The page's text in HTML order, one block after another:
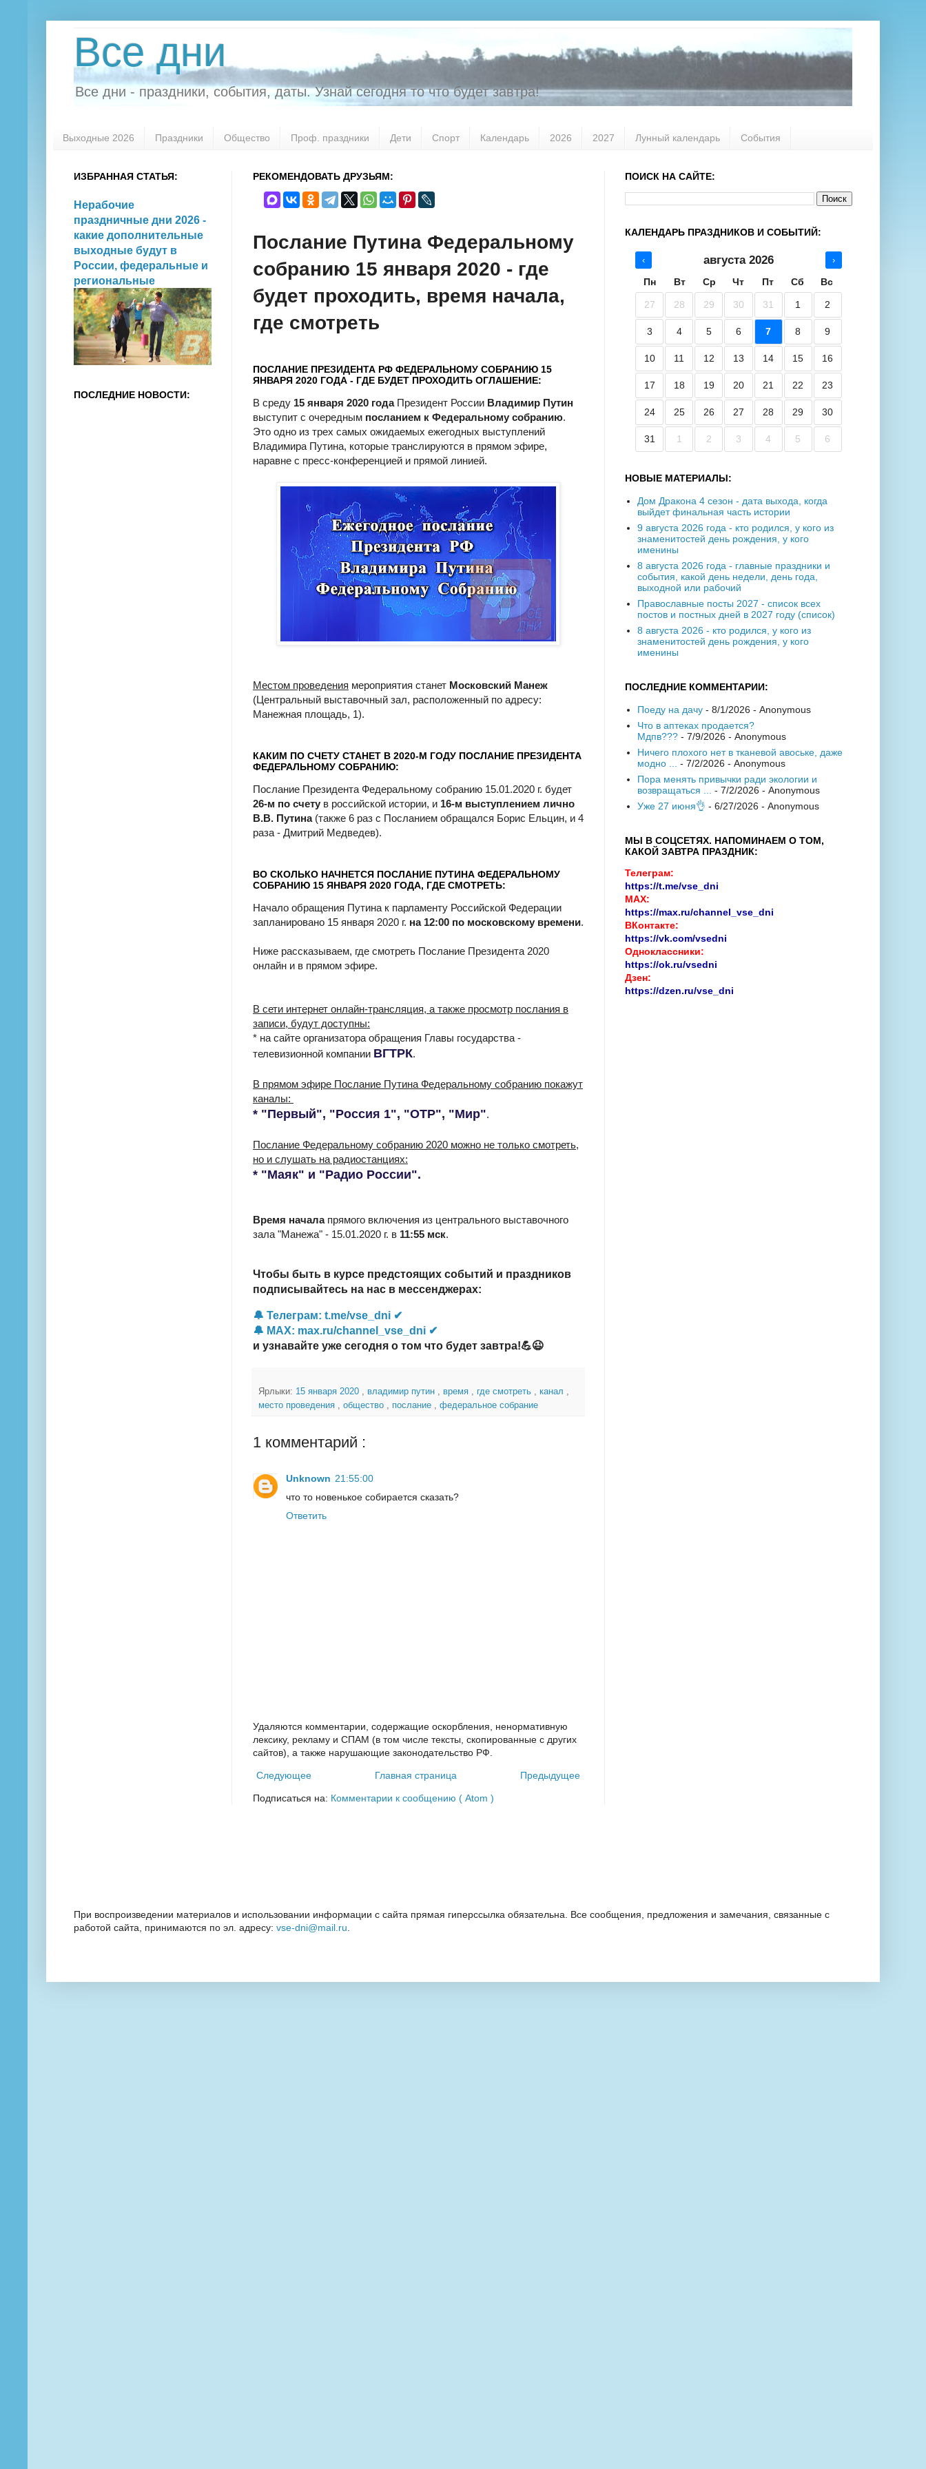
Все дни
Все дни - праздники, события, даты. Узнай сегодня то что будет завтра!
Выходные 2026 Праздники Общество Проф. праздники Дети Спорт Календарь 2026 2027 Лунный календарь События
РЕКОМЕНДОВАТЬ ДРУЗЬЯМ:
Послание Путина Федеральному
собранию 15 января 2020 - где
будет проходить, время начала,
где смотреть
ПОСЛАНИЕ ПРЕЗИДЕНТА РФ ФЕДЕРАЛЬНОМУ СОБРАНИЮ 15
ЯНВАРЯ 2020 ГОДА - ГДЕ БУДЕТ ПРОХОДИТЬ ОГЛАШЕНИЕ:
В среду 15 января 2020 годаПрезидент России Владимир Путин
выступит с очередным посланием к Федеральному собранию.
Это одно из трех самых ожидаемых ежегодных выступлений
Владимира Путина, которые транслируются в прямом эфире,
наравне с пресс-конференцией и прямой линией.
Местом проведения мероприятия станет Московский Манеж
(Центральный выставочный зал, расположенный по адресу:
Манежная площадь, 1).
КАКИМ ПО СЧЕТУ СТАНЕТ В 2020-М ГОДУ ПОСЛАНИЕ ПРЕЗИДЕНТА
ФЕДЕРАЛЬНОМУ СОБРАНИЮ:
Послание Президента Федеральному собранию 15.01.2020 г. будет
26-м по счету в российской истории, и 16-м выступлением лично
В.В. Путина(также 6 раз с Посланием обращался Борис Ельцин, и 4
раза - Дмитрий Медведев).
ВО СКОЛЬКО НАЧНЕТСЯ ПОСЛАНИЕ ПУТИНА ФЕДЕРАЛЬНОМУ
СОБРАНИЮ 15 ЯНВАРЯ 2020 ГОДА, ГДЕ СМОТРЕТЬ:
Начало обращения Путина к парламенту Российской Федерации
запланировано 15 января 2020 г. на 12:00 по московскому времени.
Ниже рассказываем, где смотреть Послание Президента 2020
онлайн и в прямом эфире.
В сети интернет онлайн-трансляция, а также просмотр послания в
записи, будут доступны:
* на сайте организатора обращения Главы государства -
телевизионной компании ВГТРК.
В прямом эфире Послание Путина Федеральному собранию покажут
каналы:
* "Первый", "Россия 1", "ОТР", "Мир".
Послание Федеральному собранию 2020 можно не только смотреть,
но и слушать на радиостанциях:
* "Маяк" и "Радио России".
Время началапрямого включения из центрального выставочного
зала "Манежа" - 15.01.2020 г. в 11:55 мск.
Чтобы быть в курсе предстоящих событий и праздников
подписывайтесь на нас в мессенджерах:
🔔 Телеграм: t.me/vse_dni ✔
🔔 MAX: max.ru/channel_vse_dni ✔
и узнавайте уже сегодня о том что будет завтра!💪😉
Ярлыки: 15 января 2020 владимир путин время где смотреть канал
место проведения
общество послание федеральное собрание
1 комментарий :
Unknown 21:55:00
что то новенькое собирается сказать?
Ответить
Удаляются комментарии, содержащие оскорбления, ненормативную
лексику, рекламу и СПАМ (в том числе тексты, скопированные с других
сайтов), а также нарушающие законодательство РФ.
Следующее Предыдущее
Главная страница
Подписаться на: Комментарии к сообщению ( Atom )
ИЗБРАННАЯ СТАТЬЯ:
Нерабочие
праздничные дни 2026 -
какие дополнительные
выходные будут в
России, федеральные и
региональные
ПОСЛЕДНИЕ НОВОСТИ:
ПОИСК НА САЙТЕ:
КАЛЕНДАРЬ ПРАЗДНИКОВ И СОБЫТИЙ:
‹ августа 2026 ›
Пн Вт Ср Чт Пт Сб Вс
27 28 29 30 31 1 2
3 4 5 6 7 8 9
10 11 12 13 14 15 16
17 18 19 20 21 22 23
24 25 26 27 28 29 30
31 1 2 3 4 5 6
НОВЫЕ МАТЕРИАЛЫ:
Дом Дракона 4 сезон - дата выхода, когда
выйдет финальная часть истории
9 августа 2026 года - кто родился, у кого из
знаменитостей день рождения, у кого
именины
8 августа 2026 года - главные праздники и
события, какой день недели, день года,
выходной или рабочий
Православные посты 2027 - список всех
постов и постных дней в 2027 году (список)
8 августа 2026 - кто родился, у кого из
знаменитостей день рождения, у кого
именины
ПОСЛЕДНИЕ КОММЕНТАРИИ:
Поеду на дачу- 8/1/2026 - Anonymous
Что в аптеках продается?
Мдпв???- 7/9/2026 - Anonymous
Ничего плохого нет в тканевой авоське, даже
модно ... - 7/2/2026 - Anonymous
Пора менять привычки ради экологии и
возвращаться ... - 7/2/2026 - Anonymous
Уже 27 июня👌 - 6/27/2026 - Anonymous
МЫ В СОЦСЕТЯХ. НАПОМИНАЕМ О ТОМ,
КАКОЙ ЗАВТРА ПРАЗДНИК:
Телеграм:
https://t.me/vse_dni
MAX:
https://max.ru/channel_vse_dni
ВКонтакте:
https://vk.com/vsedni
Одноклассники:
https://ok.ru/vsedni
Дзен:
https://dzen.ru/vse_dni
При воспроизведении материалов и использовании информации с сайта прямая гиперссылка обязательна. Все сообщения, предложения и замечания, связанные с
работой сайта, принимаются по эл. адресу: vse-dni@mail.ru